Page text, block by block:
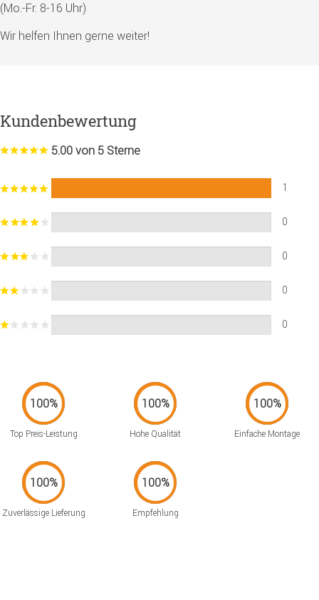
(Mo.-Fr. 8-16 Uhr)
Wir helfen Ihnen gerne weiter!
Kundenbewertung
5.00 von 5 Sterne
1
0
0
0
0
Top Preis-Leistung Hohe Qualität Einfache Montage
Zuverlässige Lieferung Empfehlung